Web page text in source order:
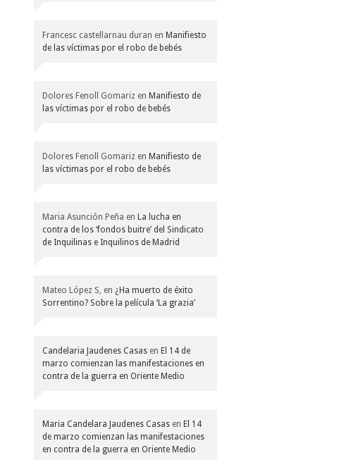
Francesc castellarnau duran en Manifiesto
de las víctimas por el robo de bebés
Dolores Fenoll Gomariz en Manifiesto de
las víctimas por el robo de bebés
Dolores Fenoll Gomariz en Manifiesto de
las víctimas por el robo de bebés
Maria Asunción Peña en La lucha en
contra de los ‘fondos buitre’ del Sindicato
de Inquilinas e Inquilinos de Madrid
Mateo López S, en ¿Ha muerto de éxito
Sorrentino? Sobre la película ‘La grazia’
Candelaria Jaudenes Casas en El 14 de
marzo comienzan las manifestaciones en
contra de la guerra en Oriente Medio
Maria Candelara Jaudenes Casas en El 14
de marzo comienzan las manifestaciones
en contra de la guerra en Oriente Medio